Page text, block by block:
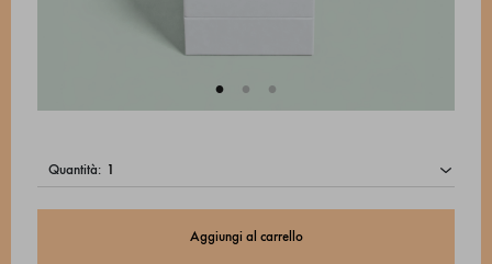
quantità:
Aggiungi al carrello